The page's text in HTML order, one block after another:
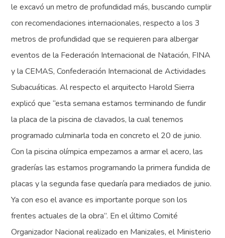
le excavó un metro de profundidad más, buscando cumplir
con recomendaciones internacionales, respecto a los 3
metros de profundidad que se requieren para albergar
eventos de la Federación Internacional de Natación, FINA
y la CEMAS, Confederación Internacional de Actividades
Subacuáticas. Al respecto el arquitecto Harold Sierra
explicó que “esta semana estamos terminando de fundir
la placa de la piscina de clavados, la cual tenemos
programado culminarla toda en concreto el 20 de junio.
Con la piscina olímpica empezamos a armar el acero, las
graderías las estamos programando la primera fundida de
placas y la segunda fase quedaría para mediados de junio.
Ya con eso el avance es importante porque son los
frentes actuales de la obra”. En el último Comité
Organizador Nacional realizado en Manizales, el Ministerio